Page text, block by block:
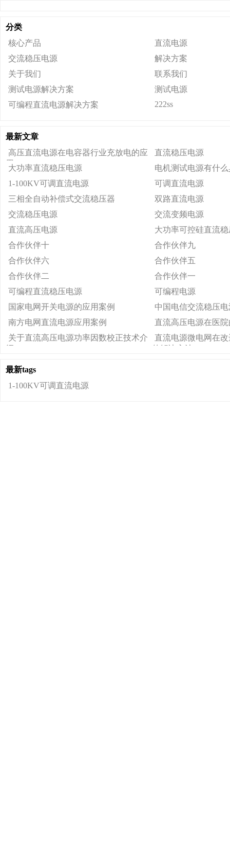
分类
核心产品
直流电源
交流稳压电源
解决方案
关于我们
联系我们
测试电源解决方案
测试电源
可编程直流电源解决方案
222ss
最新文章
高压直流电源在电容器行业充放电的应
用
直流稳压电源
大功率直流稳压电源
电机测试电源有什
1-100KV可调直流电源
可调直流电源
三相全自动补偿式交流稳压器
双路直流电源
交流稳压电源
交流变频电源
直流高压电源
大功率可控硅直流
合作伙伴十
合作伙伴九
合作伙伴六
合作伙伴五
合作伙伴二
合作伙伴一
可编程直流稳压电源
可编程电源
国家电网开关电源的应用案例
中国电信交流稳压
南方电网直流电源应用案例
直流高压电源在医
关于直流高压电源功率因数校正技术介
绍
直流电源微电网在
的解决方法
最新tags
1-100KV可调直流电源